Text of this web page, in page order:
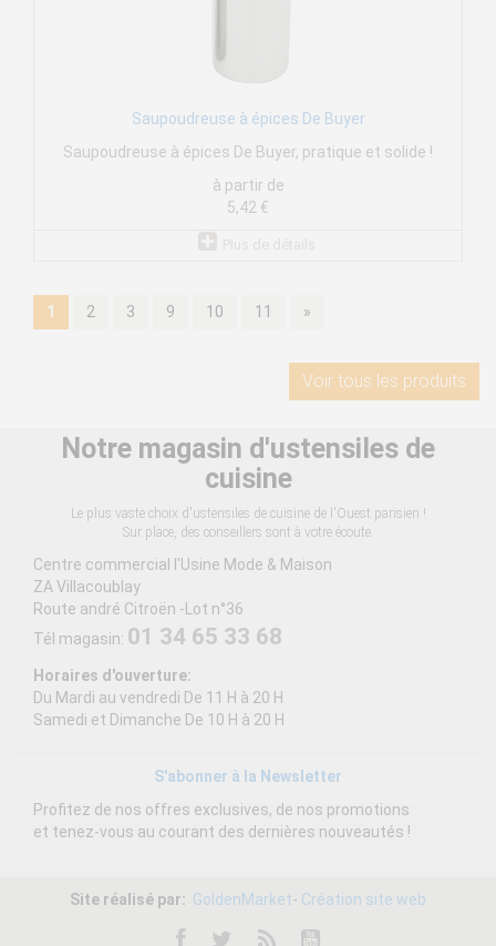
Saupoudreuse à épices De Buyer
Saupoudreuse à épices De Buyer, pratique et solide !
à partir de
5,42 €
1 2 3 9 10 11 »
Voir tous les produits
Notre magasin d'ustensiles de
cuisine
Le plus vaste choix d'ustensiles de cuisine de l'Ouest parisien !
Sur place, des conseillers sont à votre écoute.
Centre commercial l'Usine Mode & Maison
ZA Villacoublay
Route andré Citroën -Lot n°36
Tél magasin: 01 34 65 33 68
Horaires d'ouverture:
Du Mardi au vendredi De 11 H à 20 H
Samedi et Dimanche De 10 H à 20 H
S'abonner à la Newsletter
Profitez de nos offres exclusives, de nos promotions
et tenez-vous au courant des dernières nouveautés !
Site réalisé par: GoldenMarket- Création site web